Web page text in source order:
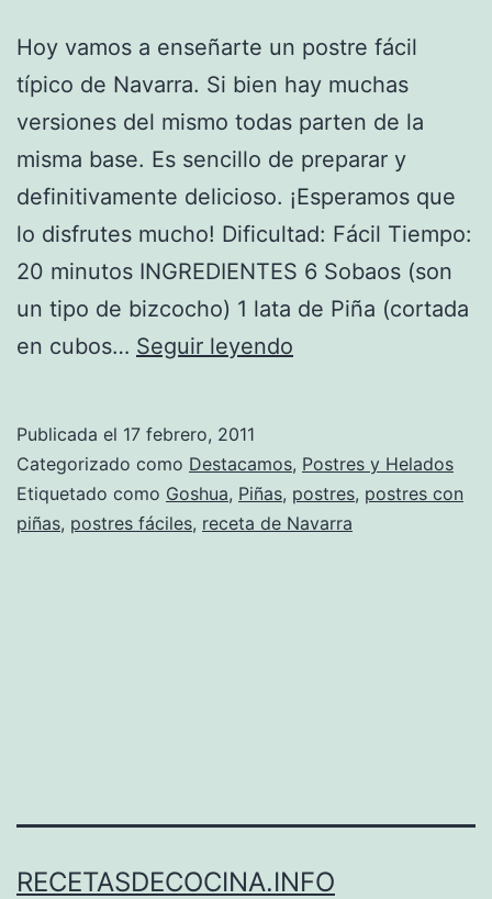
Hoy vamos a enseñarte un postre fácil
típico de Navarra. Si bien hay muchas
versiones del mismo todas parten de la
misma base. Es sencillo de preparar y
definitivamente delicioso. ¡Esperamos que
lo disfrutes mucho! Dificultad: Fácil Tiempo:
20 minutos INGREDIENTES 6 Sobaos (son
un tipo de bizcocho) 1 lata de Piña (cortada
en cubos… Seguir leyendo
Publicada el 17 febrero, 2011
Categorizado como Destacamos, Postres y Helados
Etiquetado como Goshua, Piñas, postres, postres con
piñas, postres fáciles, receta de Navarra
RECETASDECOCINA.INFO